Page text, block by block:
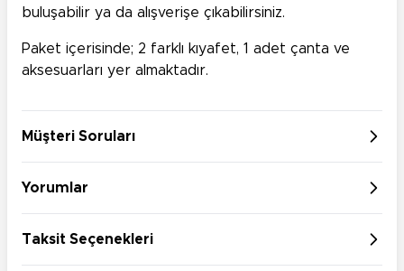
buluşabilir ya da alışverişe çıkabilirsiniz.
Paket içerisinde; 2 farklı kıyafet, 1 adet çanta ve
aksesuarları yer almaktadır.
Müşteri Soruları
Yorumlar
Taksit Seçenekleri